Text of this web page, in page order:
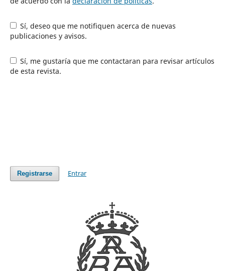
Sí, deseo que me notifiquen acerca de nuevas
publicaciones y avisos.
Sí, me gustaría que me contactaran para revisar artículos
de esta revista.
Registrarse Entrar